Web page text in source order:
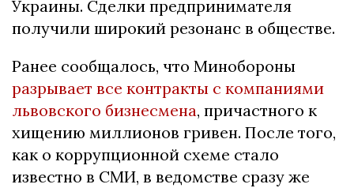
Украины. Сделки предпринимателя
получили широкий резонанс в обществе.
Ранее сообщалось, что Минобороны
разрывает все контракты с компаниями
львовского бизнесмена, причастного к
хищению миллионов гривен. После того,
как о коррупционной схеме стало
известно в СМИ, в ведомстве сразу же